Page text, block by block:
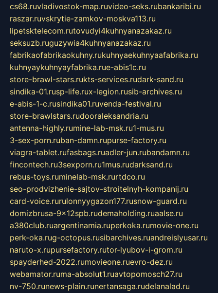
cs68.ruvladivostok-map.ruvideo-seks.rubankaribi.ru
raszar.ruvskrytie-zamkov-moskva113.ru
lipetsktelecom.rutovudyi4kuhnyanazakaz.ru
seksuzb.ruguzywia4kuhnyanazakaz.ru
fabrikaofabrikaokuhny.rukuhnyaekuhnyaafabrika.ru
kuhnyaykuhnyayfabrika.rue-abis1c.ru
store-brawl-stars.rukts-services.rudark-sand.ru
sindika-01.rusp-life.rux-legion.rusib-archives.ru
e-abis-1-c.rusindika01.ruvenda-festival.ru
store-brawlstars.rudooraleksandria.ru
antenna-highly.rumine-lab-msk.ru1-mus.ru
3-sex-porn.ruban-damn.rupurse-factory.ru
viagra-tablet.rufasbags.ruadler-jun.rubandamn.ru
fincontech.ru3sexporn.ru1mus.rudarksand.ru
rebus-toys.ruminelab-msk.rurtdco.ru
seo-prodvizhenie-sajtov-stroitelnyh-kompanij.ru
card-voice.rurulonnyygazon177.rusnow-guard.ru
domizbrusa-9x12spb.rudemaholding.ruaalse.ru
a380club.ruargentinamia.ruperkoka.rumovie-one.ru
perk-oka.rug-octopus.rusibarchives.ruandreislyusar.ru
naruto-x.rupursefactory.rutor-lyubov-i-grom.ru
spayderhed-2022.rumovieone.ruevro-dez.ru
webamator.ruma-absolut1.ruavtopomosch27.ru
nv-750.runews-plain.runertansaga.rudelanalad.ru